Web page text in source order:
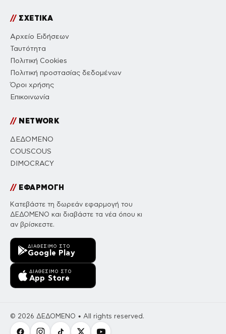
//ΣΧΕΤΙΚΑ
Αρχείο Ειδήσεων
Ταυτότητα
Πολιτική Cookies
Πολιτική προστασίας δεδομένων
Όροι χρήσης
Επικοινωνία
//NETWORK
ΔΕΔΟΜΕΝΟ
COUSCOUS
DIMOCRACY
//ΕΦΑΡΜΟΓΗ
Κατεβάστε τη δωρεάν εφαρμογή του
ΔΕΔΟΜΕΝΟ και διαβάστε τα νέα όπου κι
αν βρίσκεστε.
ΔΙΑΘΈΣΙΜΟ ΣΤΟ
Google Play
ΔΙΑΘΈΣΙΜΟ ΣΤΟ
App Store
© 2026 ΔΕΔΟΜΕΝΟ • All rights reserved.